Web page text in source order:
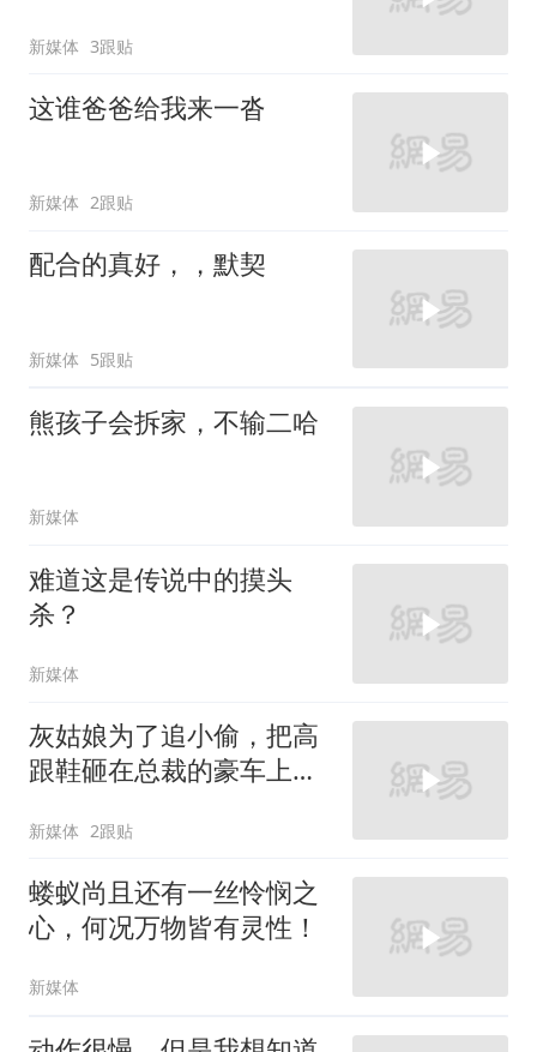
新媒体 3跟贴
这谁爸爸给我来一沓
新媒体 2跟贴
配合的真好，，默契
新媒体 5跟贴
熊孩子会拆家，不输二哈
新媒体
难道这是传说中的摸头
杀？
新媒体
灰姑娘为了追小偷，把高
跟鞋砸在总裁的豪车上，
新媒体 2跟贴
蝼蚁尚且还有一丝怜悯之
心，何况万物皆有灵性！
新媒体